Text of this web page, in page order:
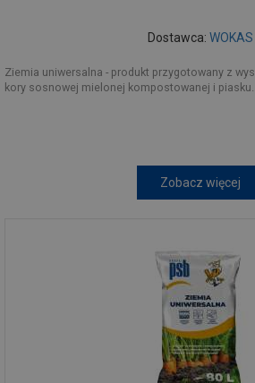
Dostawca: WOKAS
Ziemia uniwersalna - produkt przygotowany z
kory sosnowej mielonej kompostowanej i
Zobacz więcej